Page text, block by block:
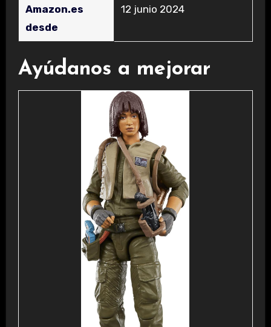
Amazon.es
desde
12 junio 2024
Ayúdanos a mejorar